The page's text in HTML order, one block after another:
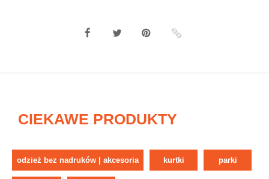
CIEKAWE PRODUKTY
odzież bez nadruków | akcesoria kurtki parki